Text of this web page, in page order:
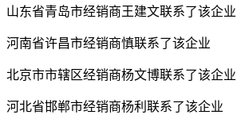
山东省青岛市经销商王建文联系了该企业
河南省许昌市经销商慎联系了该企业
北京市市辖区经销商杨文博联系了该企业
河北省邯郸市经销商杨利联系了该企业